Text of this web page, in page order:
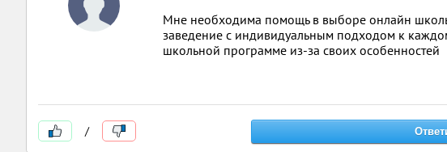
Мне необходима помощь в выборе онлайн
заведение с индивидуальным подходом к
школьной программе из-за своих особенностей
/